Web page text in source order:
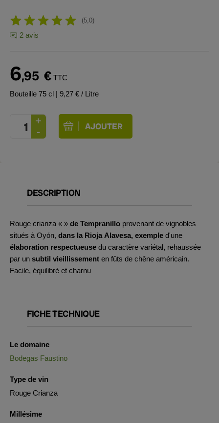
5,0
2 avis
6,95 € TTC
Bouteille 75 cl | 9,27 € / Litre
DESCRIPTION
Rouge crianza « » de Tempranillo provenant de vignobles
situés à Oyón, dans la Rioja Alavesa, exemple d'une
élaboration respectueuse du caractère variétal, rehaussée
par un subtil vieillissement en fûts de chêne américain.
Facile, équilibré et charnu
FICHE TECHNIQUE
Le domaine
Bodegas Faustino
Type de vin
Rouge Crianza
Millésime